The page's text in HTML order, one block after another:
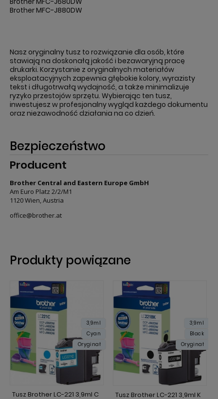
Brother MFC-J880DW
Nasz oryginalny tusz to rozwiązanie dla osób, które
stawiają na doskonałą jakość i bezawaryjną pracę
drukarki. Korzystanie z oryginalnych materiałów
eksploatacyjnych zapewnia głębokie kolory, wyrazisty
tekst i długotrwałą wydajność, a także minimalizuje
ryzyko przestojów sprzętu. Wybierając ten tusz,
inwestujesz w profesjonalny wygląd każdego dokumentu
oraz niezawodność działania na co dzień.
Bezpieczeństwo
Producent
Brother Central and Eastern Europe GmbH
Am Euro Platz 2/2/M1
1120 Wien, Austria
office@brother.at
Produkty powiązane
3,9ml
Cyan
Oryginał
Tusz Brother LC-221 3,9ml C
3,9ml
Black
Oryginał
Tusz Brother LC-221 3,9ml K